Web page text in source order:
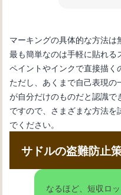
マーキングの具体的な方法は
最も簡単なのは手軽に貼れる
ペイントやインクで直接描く
ただし、あくまで自己表現
が自分だけのものだと認識で
ですので、さまざまな方法
でください。
サドルの盗難防止
なるほど、短収ロ